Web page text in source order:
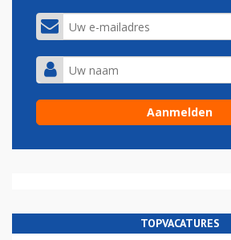
TOPVACATURES